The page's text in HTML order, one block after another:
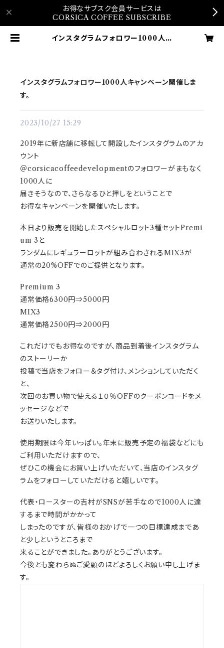
お得なサブスク会員サービスは
CORSICA COFFEE SUBSCRIBE
インスタグラムフォロワー1000人キ
インスタグラムフォロワー1000人キャンペーン開催しま
す。
2023/10/27 15:29
2019年に新店舗に移転して開設したインスタグラムのアカ
ウント
＠corsicacoffeedevelopmentのフォロワーがまもなく
1000人に
届きそうなので、さらなるひと押しをということで
お得なキャンペーンを開催いたします。
本日より販売を開始したスペシャルロット3種セットPremi
um 3と
ランダムにレギュラーロットが組み合わされるMIX3が
通常の20%OFFでのご提供となります。
Premium 3
通常価格6300円⇒5000円
MIX3
通常価格2500円⇒2000円
これだけでもお得なのですが、商品到着後インスタグラム
のストーリーか
投稿で当店をフォロー＆タグ付け、メンションしていただく
と、
次回のお買い物で使える１０％OFFのクーポンコードをメ
ッセージなどで
お送りいたします。
使用期限は今年いっぱい。年末に販売予定の福袋などにも
ご利用いただけますので、
ぜひこの機会にお買い上げいただいて、当店のインスタグ
ラムをフォローしていただけると嬉しいです。
代表・ロースターの吉村がSNSが苦手なので1000人に達
するまで時間がかかって
しまったのですが、皆様のおかげで一つの目標達成まであ
と少しというところまで
来ることができました。ありがとうございます。
今後とも変わらぬご愛顧のほどよろしくお願い申し上げま
す。